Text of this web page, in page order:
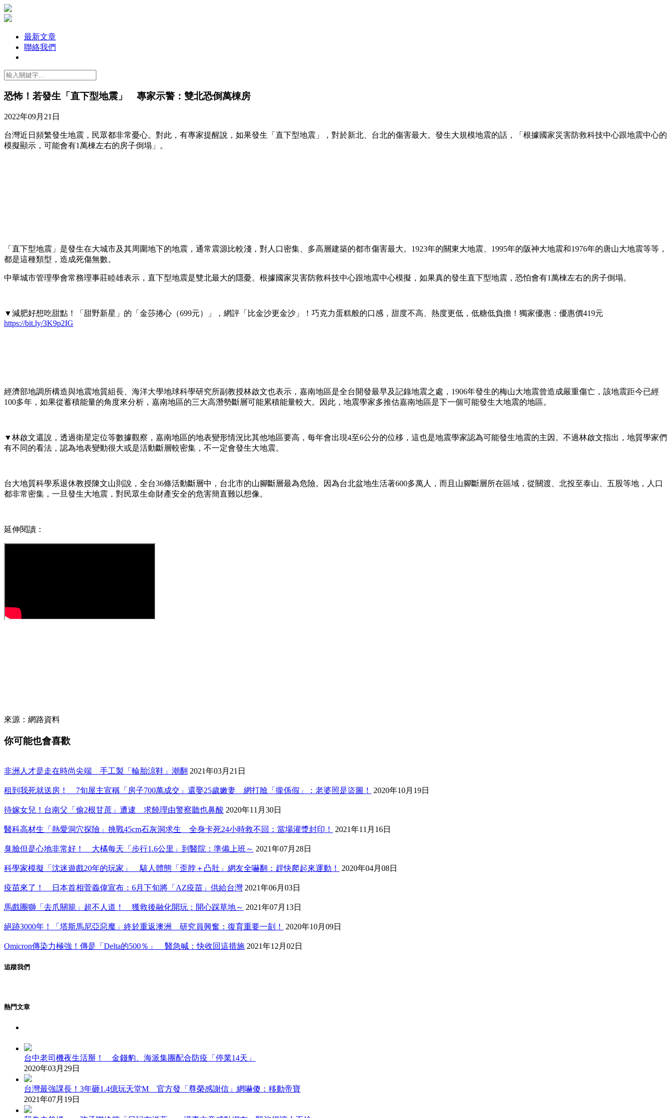
最新文章
聯絡我們
恐怖！若發生「直下型地震」 專家示警：雙北恐倒萬棟房
2022年09月21日
台灣近日頻繁發生地震，民眾都非常憂心。對此，有專家提醒說，如果發生「直下型地震」，對於新北、台北的傷害最大。發生大規模地震的話，「根據國家災害防救科技中心跟地震中心的
模擬顯示，可能會有1萬棟左右的房子倒塌」。
「直下型地震」是發生在大城市及其周圍地下的地震，通常震源比較淺，對人口密集、多高層建築的都市傷害最大。1923年的關東大地震、1995年的阪神大地震和1976年的唐山大地震等等，
都是這種類型，造成死傷無數。
中華城市管理學會常務理事莊睦雄表示，直下型地震是雙北最大的隱憂。根據國家災害防救科技中心跟地震中心模擬，如果真的發生直下型地震，恐怕會有1萬棟左右的房子倒塌。
▼減肥好想吃甜點！「甜野新星」的「金莎捲心（699元）」，網評「比金沙更金沙」！巧克力蛋糕般的口感，甜度不高、熱度更低，低糖低負擔！獨家優惠：優惠價419元
https://bit.ly/3K9p2IG
經濟部地調所構造與地震地質組長、海洋大學地球科學研究所副教授林啟文也表示，嘉南地區是全台開發最早及記錄地震之處，1906年發生的梅山大地震曾造成嚴重傷亡，該地震距今已經
100多年，如果從蓄積能量的角度來分析，嘉南地區的三大高潛勢斷層可能累積能量較大。因此，地震學家多推估嘉南地區是下一個可能發生大地震的地區。
▼林啟文還說，透過衛星定位等數據觀察，嘉南地區的地表變形情況比其他地區要高，每年會出現4至6公分的位移，這也是地震學家認為可能發生地震的主因。不過林啟文指出，地質學家們
有不同的看法，認為地表變動很大或是活動斷層較密集，不一定會發生大地震。
台大地質科學系退休教授陳文山則說，全台36條活動斷層中，台北市的山腳斷層最為危險。因為台北盆地生活著600多萬人，而且山腳斷層所在區域，從關渡、北投至泰山、五股等地，人口
都非常密集，一旦發生大地震，對民眾生命財產安全的危害簡直難以想像。
延伸閱讀：
來源：網路資料
你可能也會喜歡
非洲人才是走在時尚尖端 手工製「輪胎涼鞋」潮翻 2021年03月21日
租到我死就送房！ 7旬屋主宣稱「房子700萬成交」還娶25歲嫩妻 網打臉「攏係假」：老婆照是盜圖！ 2020年10月19日
待嫁女兒！台南父「偷2根甘蔗」遭逮 求饒理由警察聽也鼻酸 2020年11月30日
醫科高材生「熱愛洞穴探險」挑戰45cm石灰洞求生 全身卡死24小時救不回：當場灌漿封印！ 2021年11月16日
臭臉但是心地非常好！ 大橘每天「步行1.6公里」到醫院：準備上班～ 2021年07月28日
科學家模擬「沈迷遊戲20年的玩家」 駭人體態「歪脖＋凸肚」網友全嚇翻：趕快爬起來運動！ 2020年04月08日
疫苗來了！ 日本首相菅義偉宣布：6月下旬將「AZ疫苗」供給台灣 2021年06月03日
馬戲團獅「去爪關籠」超不人道！ 獲救後融化開玩：開心踩草地～ 2021年07月13日
絕跡3000年！「塔斯馬尼亞惡魔」終於重返澳洲 研究員興奮：復育重要一刻！ 2020年10月09日
Omicron傳染力極強！傳是「Delta的500％」 醫急喊：快收回這措施 2021年12月02日
追蹤我們
熱門文章
台中老司機夜生活掰！ 金錢豹、海派集團配合防疫「停業14天」
2020年03月29日
台灣最強課長！3年砸1.4億玩天堂M 官方發「尊榮感謝信」網嚇傻：移動帝寶
2021年07月19日